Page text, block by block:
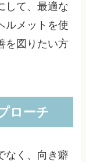
して、最適な
ルメットを使
を図りたい方
ローチ
なく、向き癖